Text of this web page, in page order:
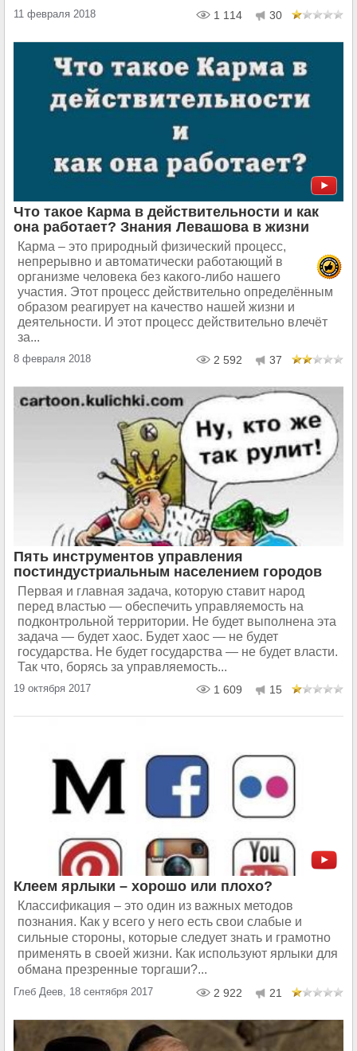
11 февраля 2018 1 114 30
Что такое Карма в действительности и как
она работает? Знания Левашова в жизни
Карма – это природный физический процесс,
непрерывно и автоматически работающий в
организме человека без какого-либо нашего
участия. Этот процесс действительно определённым
образом реагирует на качество нашей жизни и
деятельности. И этот процесс действительно влечёт
за...
8 февраля 2018 2 592 37
Пять инструментов управления
постиндустриальным населением городов
Первая и главная задача, которую ставит народ
перед властью — обеспечить управляемость на
подконтрольной территории. Не будет выполнена эта
задача — будет хаос. Будет хаос — не будет
государства. Не будет государства — не будет власти.
Так что, борясь за управляемость...
19 октября 2017 1 609 15
Клеем ярлыки – хорошо или плохо?
Классификация – это один из важных методов
познания. Как у всего у него есть свои слабые и
сильные стороны, которые следует знать и грамотно
применять в своей жизни. Как используют ярлыки для
обмана презренные торгаши?...
Глеб Деев, 18 сентября 2017 2 922 21